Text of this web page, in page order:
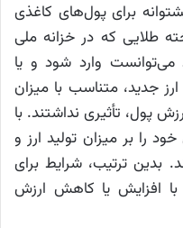
برای پول‌های کاغذی
طلایی که در خزانه ملی
وارد شود و یا
جدید، متناسب با میزان
پول، تأثیری نداشتند. با
را بر میزان تولید ارز و
بدین ترتیب، شرایط برای
افزایش یا کاهش ارزش